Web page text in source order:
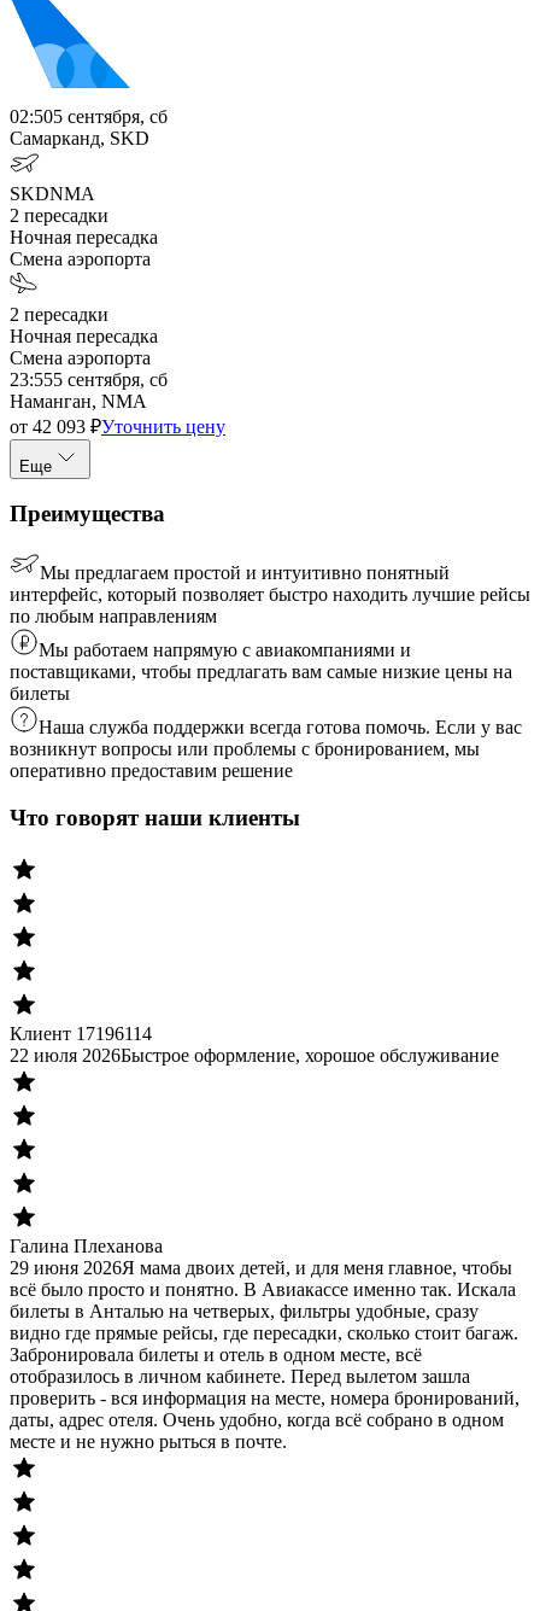
02:505 сентября, сб
Самарканд, SKD
SKDNMA
2 пересадки
Ночная пересадка
Смена аэропорта
2 пересадки
Ночная пересадка
Смена аэропорта
23:555 сентября, сб
Наманган, NMA
от 42 093 ₽Уточнить цену
Еще
Преимущества
Мы предлагаем простой и интуитивно понятный
интерфейс, который позволяет быстро находить лучшие рейсы
по любым направлениям
Мы работаем напрямую с авиакомпаниями и
поставщиками, чтобы предлагать вам самые низкие цены на
билеты
Наша служба поддержки всегда готова помочь. Если у вас
возникнут вопросы или проблемы с бронированием, мы
оперативно предоставим решение
Что говорят наши клиенты
Клиент 17196114
22 июля 2026Быстрое оформление, хорошое обслуживание
Галина Плеханова
29 июня 2026Я мама двоих детей, и для меня главное, чтобы
всё было просто и понятно. В Авиакассе именно так. Искала
билеты в Анталью на четверых, фильтры удобные, сразу
видно где прямые рейсы, где пересадки, сколько стоит багаж.
Забронировала билеты и отель в одном месте, всё
отобразилось в личном кабинете. Перед вылетом зашла
проверить - вся информация на месте, номера бронирований,
даты, адрес отеля. Очень удобно, когда всё собрано в одном
месте и не нужно рыться в почте.